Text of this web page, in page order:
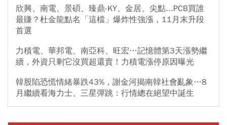
欣興、南電、景碩、臻鼎-KY、金居、尖點...PCB買誰
最賺？杜金龍點名「這檔」爆炸性強漲，11月末升段
首選
力積電、華邦電、南亞科、旺宏…記憶體第3天漲勢繼
續，外資只剩它沒買超還賣！力積電漲停原因曝光
韓股陷恐慌情緒暴跌43%，謝金河揭南韓社會亂象…8
月繼續看海力士、三星彈跳：行情總在絕望中誕生